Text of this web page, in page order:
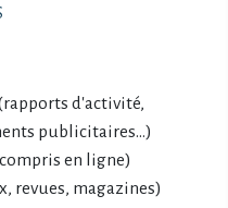
d'activité,
publicitaires…)
en ligne)
revues, magazines)